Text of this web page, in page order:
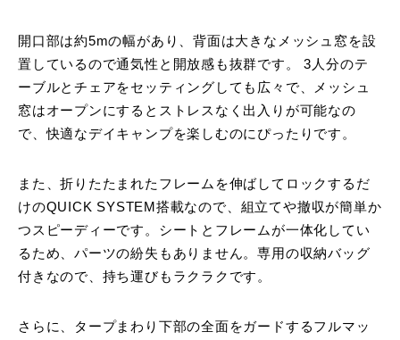
開口部は約5mの幅があり、背面は大きなメッシュ窓を設
置しているので通気性と開放感も抜群です。 3人分のテ
ーブルとチェアをセッティングしても広々で、メッシュ
窓はオープンにするとストレスなく出入りが可能なの
で、快適なデイキャンプを楽しむのにぴったりです。
また、折りたたまれたフレームを伸ばしてロックするだ
けのQUICK SYSTEM搭載なので、組立てや撤収が簡単か
つスピーディーです。シートとフレームが一体化してい
るため、パーツの紛失もありません。専用の収納バッグ
付きなので、持ち運びもラクラクです。
さらに、タープまわり下部の全面をガードするフルマッ